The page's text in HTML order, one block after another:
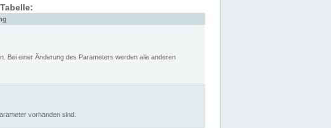
Bei einer Änderung des Parameters werden alle anderen
vorhanden sind.